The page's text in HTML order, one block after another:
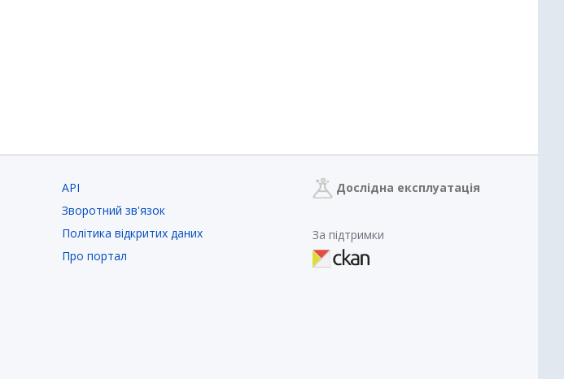
API
Зворотний зв'язок
Політика відкритих даних
Про портал
Дослідна експлуатація
За підтримки